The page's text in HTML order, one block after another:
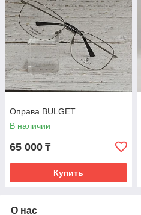
Оправа BULGET
В наличии
65 000 ₸
Купить
О нас